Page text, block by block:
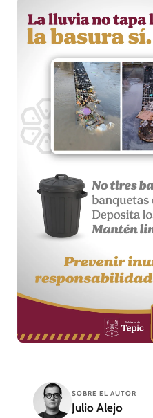
SOBRE EL AUTOR
Julio Alejo